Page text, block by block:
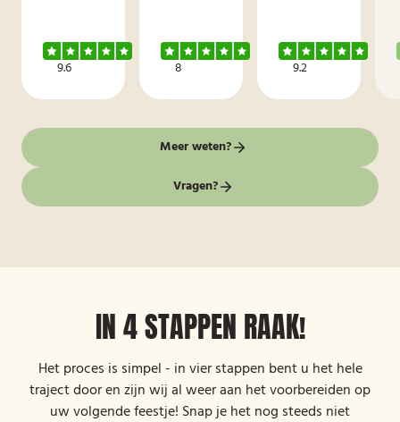
9.6 8 9.2
Meer weten?
Vragen?
IN 4 STAPPEN RAAK!
Het proces is simpel - in vier stappen bent u het hele
traject door en zijn wij al weer aan het voorbereiden op
uw volgende feestje! Snap je het nog steeds niet